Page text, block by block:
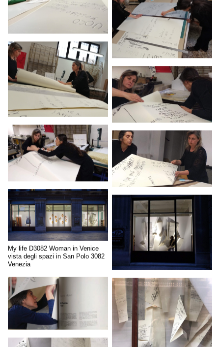
My life D3082 Woman in Venice
vista degli spazi in San Polo 3082
Venezia